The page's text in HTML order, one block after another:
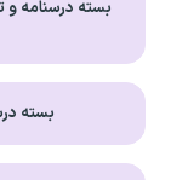
بسته درسنامه و
بسته